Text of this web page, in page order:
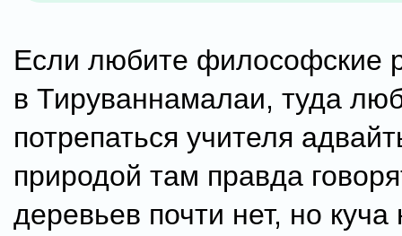
Если любите философские
в Тируваннамалаи, туда
потрепаться учителя
природой там правда
деревьев почти нет, но куча